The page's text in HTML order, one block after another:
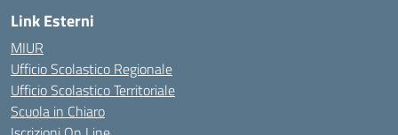
Link Esterni
MIUR
Ufficio Scolastico Regionale
Ufficio Scolastico Territoriale
Scuola in Chiaro